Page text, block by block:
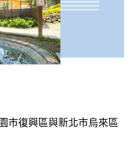
市復興區與新北市烏來區